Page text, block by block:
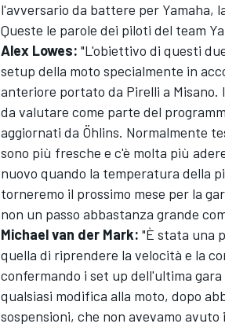
ENDURANCE/GT
l'avversario da battere per Yamaha,
Queste le parole dei piloti del team
Alex Lowes: "L'obiettivo di questi
setup della moto specialmente in
anteriore portato da Pirelli a
da valutare come parte del
aggiornati da Öhlins. Normalmente
sono più fresche e c'è molta più
nuovo quando la temperatura della
torneremo il prossimo mese per la
non un passo abbastanza grande
Michael van der Mark: "È stata una
quella di riprendere la velocità e la
confermando i set up dell'ultima
qualsiasi modifica alla moto, dopo
sospensioni, che non avevamo